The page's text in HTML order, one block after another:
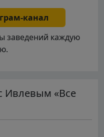
канал
заведений каждую
Ивлевым «Все